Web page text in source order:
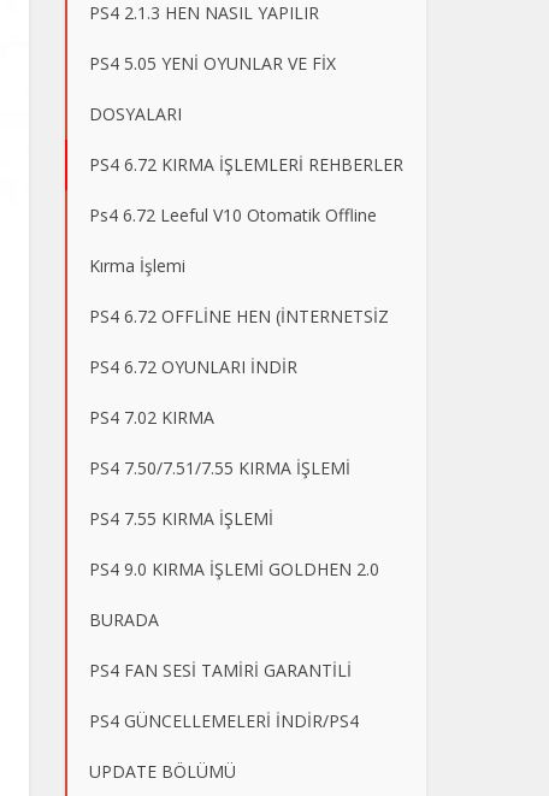
PS4 2.1.3 HEN NASIL YAPILIR
PS4 5.05 YENİ OYUNLAR VE FİX
DOSYALARI
PS4 6.72 KIRMA İŞLEMLERİ REHBERLER
Ps4 6.72 Leeful V10 Otomatik Offline
Kırma İşlemi
PS4 6.72 OFFLİNE HEN (İNTERNETSİZ
PS4 6.72 OYUNLARI İNDİR
PS4 7.02 KIRMA
PS4 7.50/7.51/7.55 KIRMA İŞLEMİ
PS4 7.55 KIRMA İŞLEMİ
PS4 9.0 KIRMA İŞLEMİ GOLDHEN 2.0
BURADA
PS4 FAN SESİ TAMİRİ GARANTİLİ
PS4 GÜNCELLEMELERİ İNDİR/PS4
UPDATE BÖLÜMÜ